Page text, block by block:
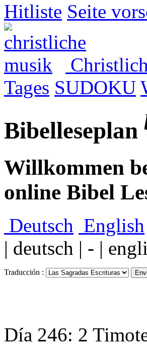
Hitliste Seite
Tages SUDOKU
Bibelleseplan
Willkommen
online Bibel
Deutsch English
| deutsch | - |
Traducción :
Día 246: 2